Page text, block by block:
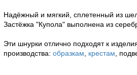
Надёжный и мягкий, сплетенный из
Застёжка "Купола" выполнена из
Эти шнурки отлично подходят к
производства: образкам, крестам,